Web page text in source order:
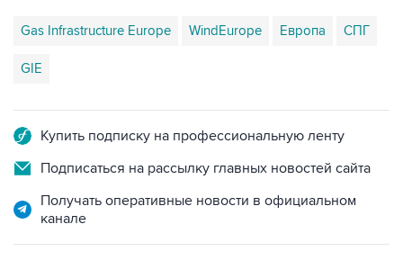
Gas Infrastructure Europe WindEurope Европа СПГ
GIE
Купить подписку на профессиональную ленту
Подписаться на рассылку главных новостей сайта
Получать оперативные новости в официальном
канале